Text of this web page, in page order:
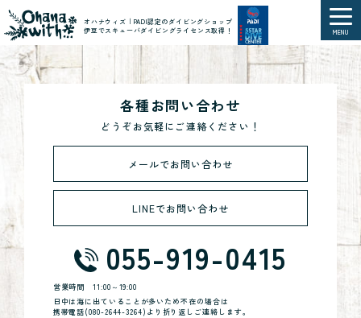
オハナウィズ｜PADI認定のダイビングショップ
伊豆でスキューバダイビングライセンス取得！
MENU
各種お問い合わせ
どうぞお気軽にご連絡ください！
メールでお問い合わせ
LINEでお問い合わせ
055-919-0415
営業時間11:00～19:00
日中は海に出ていることが多いため不在の場合は
携帯電話(080-2644-3264)より折り返しご連絡します。